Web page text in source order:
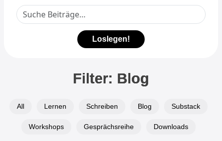
Loslegen!
Filter: Blog
All Lernen Schreiben Blog Substack
Workshops Gesprächsreihe Downloads